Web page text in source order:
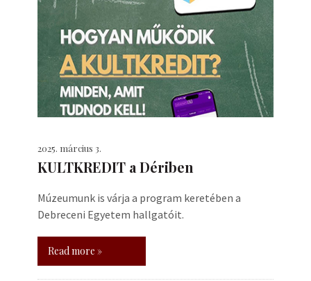
2025. március 3.
KULTKREDIT a Dériben
Múzeumunk is várja a program keretében a
Debreceni Egyetem hallgatóit.
Read more »